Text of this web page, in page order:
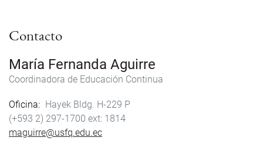
Contacto
María Fernanda Aguirre
Coordinadora de Educación Continua
Oficina
Hayek Bldg. H-229 P
(+593 2) 297-1700
1814
maguirre@usfq.edu.ec